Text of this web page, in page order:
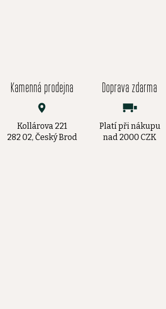
Kamenná prodejna
Kollárova 221
282 02, Český Brod
Doprava zdarma
Platí při nákupu
nad 2000 CZK